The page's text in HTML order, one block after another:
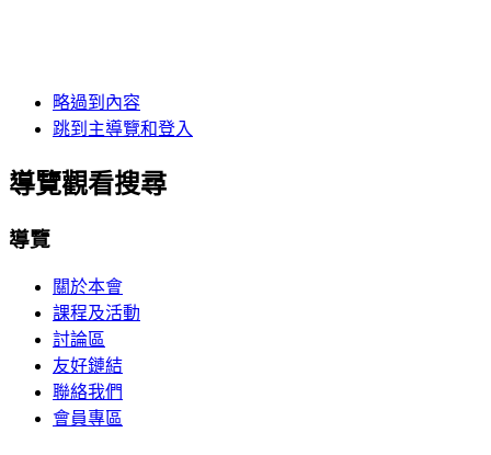
略過到內容
跳到主導覽和登入
導覽觀看搜尋
導覽
關於本會
課程及活動
討論區
友好鏈結
聯絡我們
會員專區